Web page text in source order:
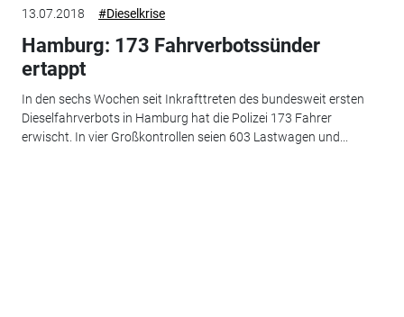
13.07.2018 #Dieselkrise
Hamburg: 173 Fahrverbotssünder
ertappt
In den sechs Wochen seit Inkrafttreten des bundesweit ersten
Dieselfahrverbots in Hamburg hat die Polizei 173 Fahrer
erwischt. In vier Großkontrollen seien 603 Lastwagen und...